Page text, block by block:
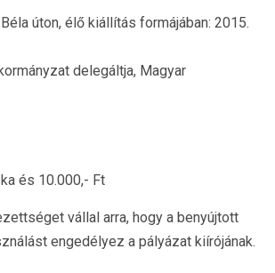
úton, élő kiállítás formájában: 2015.
delegáltja, Magyar
és 10.000,- Ft
vállal arra, hogy a benyújtott
engedélyez a pályázat kiírójának.